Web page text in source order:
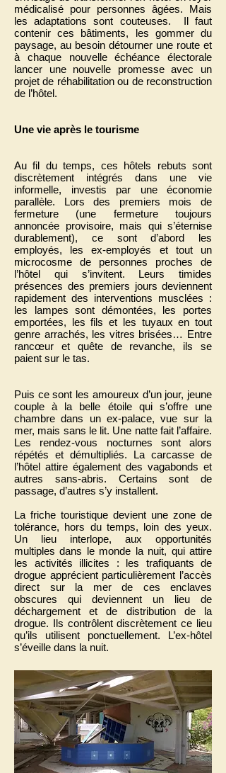
médicalisé pour personnes âgées. Mais
les adaptations sont couteuses. Il faut
contenir ces bâtiments, les gommer du
paysage, au besoin détourner une route et
à chaque nouvelle échéance électorale
lancer une nouvelle promesse avec un
projet de réhabilitation ou de reconstruction
de l’hôtel.
Une vie après le tourisme
Au fil du temps, ces hôtels rebuts sont
discrètement intégrés dans une vie
informelle, investis par une économie
parallèle. Lors des premiers mois de
fermeture (une fermeture toujours
annoncée provisoire, mais qui s’éternise
durablement), ce sont d’abord les
employés, les ex-employés et tout un
microcosme de personnes proches de
l’hôtel qui s’invitent. Leurs timides
présences des premiers jours deviennent
rapidement des interventions musclées :
les lampes sont démontées, les portes
emportées, les fils et les tuyaux en tout
genre arrachés, les vitres brisées… Entre
rancœur et quête de revanche, ils se
paient sur le tas.
Puis ce sont les amoureux d’un jour, jeune
couple à la belle étoile qui s’offre une
chambre dans un ex-palace, vue sur la
mer, mais sans le lit. Une natte fait l’affaire.
Les rendez-vous nocturnes sont alors
répétés et démultipliés. La carcasse de
l’hôtel attire également des vagabonds et
autres sans-abris. Certains sont de
passage, d’autres s’y installent.
La friche touristique devient une zone de
tolérance, hors du temps, loin des yeux.
Un lieu interlope, aux opportunités
multiples dans le monde la nuit, qui attire
les activités illicites : les trafiquants de
drogue apprécient particulièrement l’accès
direct sur la mer de ces enclaves
obscures qui deviennent un lieu de
déchargement et de distribution de la
drogue. Ils contrôlent discrètement ce lieu
qu’ils utilisent ponctuellement. L’ex-hôtel
s’éveille dans la nuit.